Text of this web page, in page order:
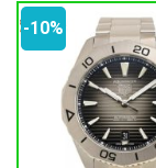
-10%